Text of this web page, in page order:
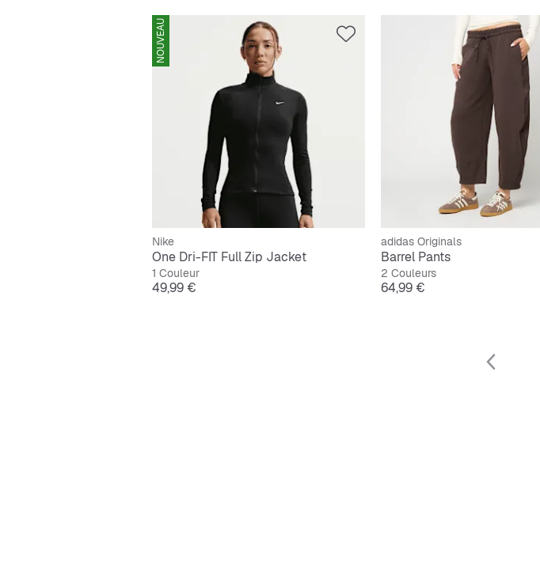
NOUVEAU
Nike
One Dri-FIT Full Zip Jacket
1 Couleur
Prix
49,99 €
adidas Originals
Barrel Pants
2 Couleurs
Prix
64,99 €